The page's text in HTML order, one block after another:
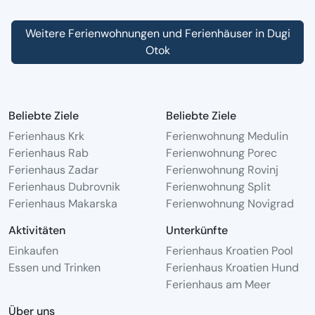
Weitere Ferienwohnungen und Ferienhäuser in Dugi
Otok
Beliebte Ziele
Ferienhaus Krk
Ferienhaus Rab
Ferienhaus Zadar
Ferienhaus Dubrovnik
Ferienhaus Makarska
Beliebte Ziele
Ferienwohnung Medulin
Ferienwohnung Porec
Ferienwohnung Rovinj
Ferienwohnung Split
Ferienwohnung Novigrad
Aktivitäten
Einkaufen
Essen und Trinken
Unterkünfte
Ferienhaus Kroatien Pool
Ferienhaus Kroatien Hund
Ferienhaus am Meer
Über uns